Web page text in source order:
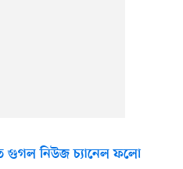
গুগল নিউজ চ্যানেল ফলো